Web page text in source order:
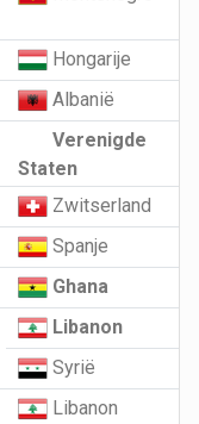
Hongarije
Albanië
Verenigde
Staten
Zwitserland
Spanje
Ghana
Libanon
Syrië
Libanon